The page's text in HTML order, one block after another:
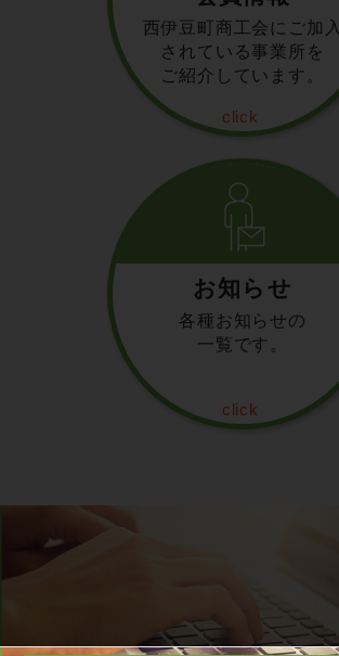
西伊豆町商工会にご加入
されている事業所を
ご紹介しています。
お知らせ
各種お知らせの
一覧です。